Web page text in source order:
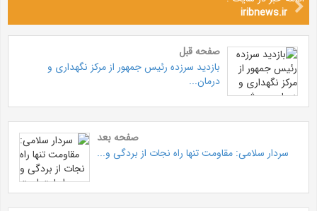
iribnews.ir
صفحه قبل
بازدید سرزده رئیس جمهور از مرکز نگهداری و
درمان...
صفحه بعد
سردار سلامی: مقاومت تنها راه نجات از بردگی و...